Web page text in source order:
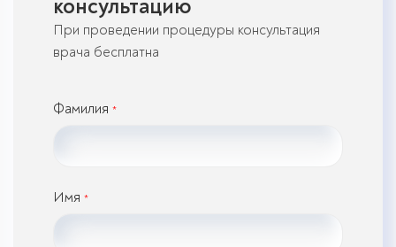
консультацию
При проведении процедуры консультация
врача бесплатна
Фамилия *
Имя *